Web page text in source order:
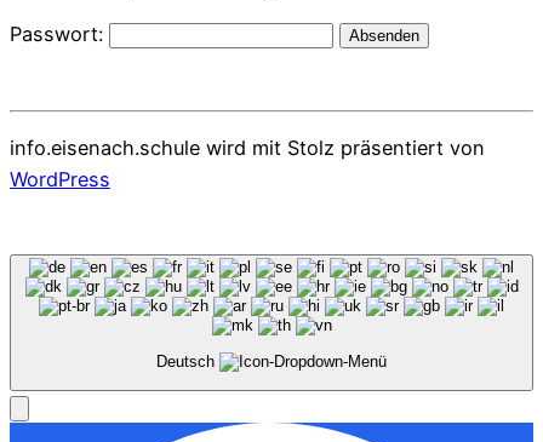
Passwort:
info.eisenach.schule wird mit Stolz präsentiert von
WordPress
Deutsch